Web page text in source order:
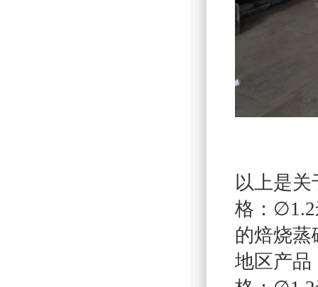
以上是
格：∅1.2
的焙烧
地区产